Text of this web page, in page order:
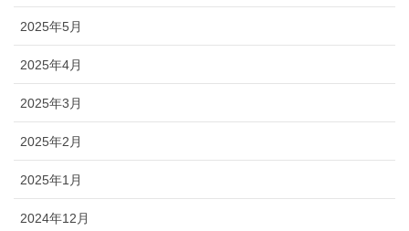
2025年5月
2025年4月
2025年3月
2025年2月
2025年1月
2024年12月